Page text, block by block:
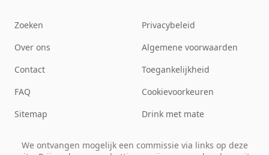
Zoeken
Over ons
Contact
FAQ
Sitemap
Privacybeleid
Algemene voorwaarden
Toegankelijkheid
Cookievoorkeuren
Drink met mate
We ontvangen mogelijk een commissie via links op deze